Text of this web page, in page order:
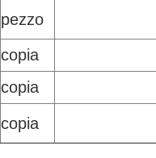
pezzo
copia
copia
copia